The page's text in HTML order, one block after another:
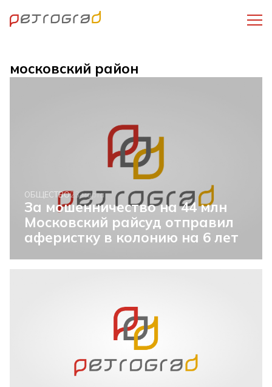
московский район
ОБЩЕСТВО23 марта
За мошенничество на 44 млн
Московский райсуд отправил
аферистку в колонию на 6 лет